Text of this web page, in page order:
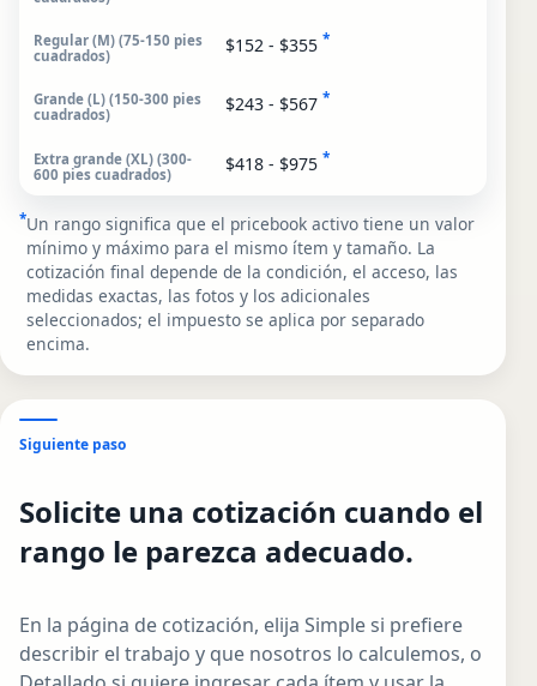
$152 - $355 *
$243 - $567 *
$418 - $975 *
*Un rango significa que el pricebook activo tiene un valor
mínimo y máximo para el mismo ítem y tamaño. La
cotización final depende de la condición, el acceso, las
medidas exactas, las fotos y los adicionales
seleccionados; el impuesto se aplica por separado
encima.
Siguiente paso
Solicite una cotización cuando el
rango le parezca adecuado.
En la página de cotización, elija Simple si prefiere
describir el trabajo y que nosotros lo calculemos, o